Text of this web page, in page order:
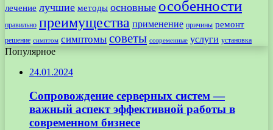
лечение лучшие методы основные особенности
правильно преимущества применение причины ремонт
решение симптом симптомы советы современные услуги установка
Популярное
24.01.2024
Сопровождение серверных систем —
важный аспект эффективной работы в
современном бизнесе